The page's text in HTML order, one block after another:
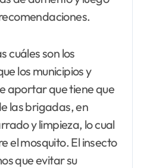
cuáles son los
los municipios y
aportar que tiene que
las brigadas, en
y limpieza, lo cual
el mosquito. El insecto
que evitar su